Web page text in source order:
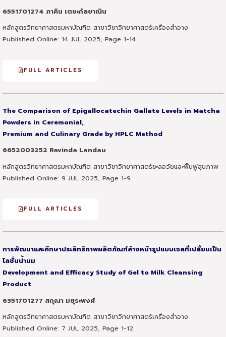
6551701274 ภาคิน เตชะกัลยาณิน
หลักสูตรวิทยาศาสตรมหาบัณฑิต สาขาวิชาวิทยาศาสตร์เครื่องสำอาง
Published Online: 14 JUL 2025, Page 1-14
FULL ARTICLES
The Comparison of Epigallocatechin Gallate Levels in Matcha
Powders in Ceremonial,
Premium and Culinary Grade by HPLC Method
6652003252 Ravinda Landau
หลักสูตรวิทยาศาสตรมหาบัณฑิต สาขาวิชาวิทยาศาสตร์ชะลอวัยและฟื้นฟูสุขภาพ
Published Online: 9 JUL 2025, Page 1-9
FULL ARTICLES
การพัฒนาและศึกษาประสิทธิภาพผลิตภัณฑ์ล้างหน้ารูปแบบเจลที่เปลี่ยนเป็น
โลชั่นน้ำนม
Development and Efficacy Study of Gel to Milk Cleansing
Product
6351701277 สกุณา มยุระพงศ์
หลักสูตรวิทยาศาสตรมหาบัณฑิต สาขาวิชาวิทยาศาสตร์เครื่องสำอาง
Published Online: 7 JUL 2025, Page 1-12